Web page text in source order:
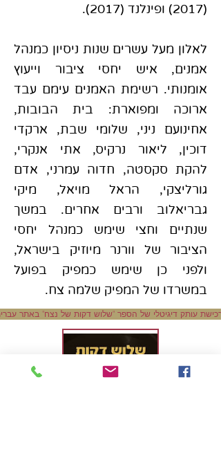
(2017) ופינלנד (2017).
לאלון מעל עשרים שנות ניסיון כמנהל
אמנים, איש יחסי ציבור וייעוץ
אומנותי. רשימת האמנים עימם עבד
ארוכה ומפוארת: בית הבובות,
אחינועם ניני, שלומי שבת, ארקדי
דוכין, ליאור נרקיס, אתי אנקרי,
להקת סקסטה, חדוה עמרני, אדם
גורליצקי, הראל מויאל, מיקי
גבריאלוב ורבים אחרים. במשך
שנתיים וחצי שימש כמנהל יחסי
הציבור של וורנר מיוזיק בישראל,
ולפני כן שימש כמפיק בפועל
במשרדו של המפיק שלמה צח.
לרכישת עותק דיגיטלי של הספר "שלוש דקות של נצח" באתר